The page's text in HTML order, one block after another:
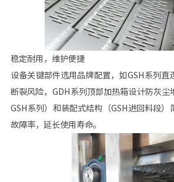
稳定耐用，维护便捷
设备关键部件选用品牌配置，如GSH系列直
断裂风险，GDH系列顶部加热箱设计防灰尘
GSH系列）和装配式结构（GSH进回料段）
故障率，延长使用寿命。